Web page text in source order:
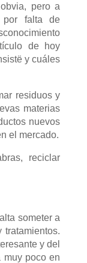
pero a
por falta de
de hoy
y cuáles
residuos y
materias
nuevos
el mercado.
reciclar
someter a
tratamientos.
y del
muy poco en